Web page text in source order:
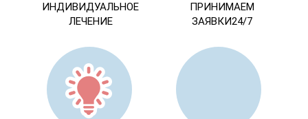
ИНДИВИДУАЛЬНОЕ
ЛЕЧЕНИЕ
ПРИНИМАЕМ
ЗАЯВКИ24/7